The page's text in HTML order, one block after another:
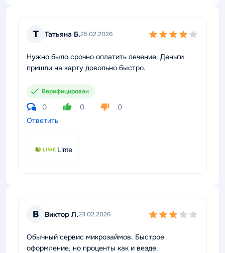
Т Татьяна Б.25.02.2026
Нужно было срочно оплатить лечение. Деньги
пришли на карту довольно быстро.
Верифицирован
0 0
0
Ответить
Lime
В Виктор Л.23.02.2026
Обычный сервис микрозаймов. Быстрое
оформление, но проценты как и везде.